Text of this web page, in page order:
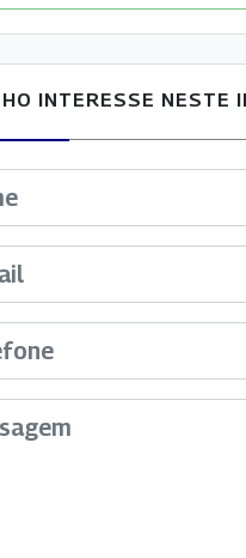
INTERESSE NESTE